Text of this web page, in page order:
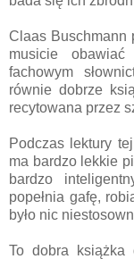
Claas Buschmann
musicie
fachowym
równie dobrze
recytowana przez
Podczas lektury
ma bardzo lekkie
bardzo
popełnia gafę,
było nic
To dobra